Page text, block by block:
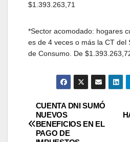
$1.393.263,71
*Sector acomodado: hogares
es de 4 veces o más la CT del
de Consumo. De
Navegación
de
CUENTA DNI SUMÓ
NUEVOS
BENEFICIOS EN EL
PAGO DE